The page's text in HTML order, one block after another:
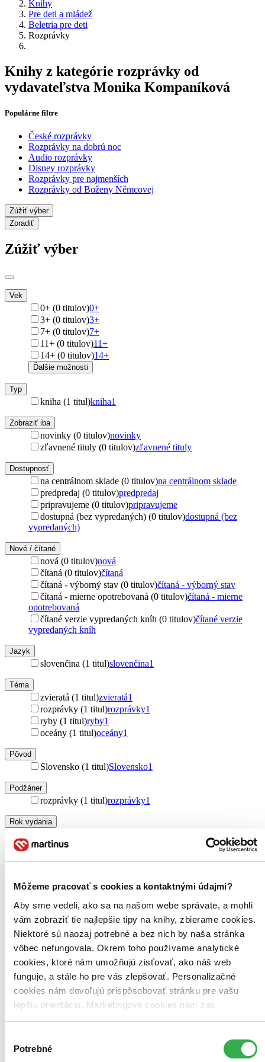
Môžeme pracovať s cookies a kontaktnými údajmi?
Aby sme vedeli, ako sa na našom webe správate, a mohli
vám zobraziť tie najlepšie tipy na knihy, zbierame cookies.
Niektoré sú naozaj potrebné a bez nich by naša stránka
vôbec nefungovala. Okrem toho používame analytické
cookies, ktoré nám umožňujú zisťovať, ako náš web
funguje, a stále ho pre vás zlepšovať. Personalizačné
cookies nám dovoľujú prispôsobovať stránku pre vašu
lepšiu orientáciu. Marketingové cookies nám zas
umožňujú zobrazenie relevantnej reklamy. Niektoré údaje
keby sme mohli používať všetky tieto cookies. Ďakujeme!
súhlasu
Potrebné
Knihy
Pre deti a mládež
Beletria pre deti
Rozprávky
Knihy z kategórie rozprávky od
vydavateľstva Monika Kompaníková
Populárne filtre
České rozprávky
Rozprávky na dobrú noc
Audio rozprávky
Disney rozprávky
Rozprávky pre najmenších
Rozprávky od Boženy Němcovej
Zúžiť výber
Zoradiť
Zúžiť výber
Vek
0+ (0 titulov)0+
3+ (0 titulov)3+
7+ (0 titulov)7+
11+ (0 titulov)11+
14+ (0 titulov)14+
Ďalšie možnosti
Typ
kniha (1 titul)kniha1
Zobraziť iba
novinky (0 titulov)novinky
zľavnené tituly (0 titulov)zľavnené tituly
Dostupnosť
na centrálnom sklade (0 titulov)na centrálnom sklade
predpredaj (0 titulov)predpredaj
pripravujeme (0 titulov)pripravujeme
dostupná (bez vypredaných) (0 titulov)dostupná (bez
vypredaných)
Nové / čítané
nová (0 titulov)nová
čítaná (0 titulov)čítaná
čítaná - výborný stav (0 titulov)čítaná - výborný stav
čítaná - mierne opotrebovaná (0 titulov)čítaná - mierne
opotrebovaná
čítané verzie vypredaných kníh (0 titulov)čítané verzie
vypredaných kníh
Jazyk
slovenčina (1 titul)slovenčina1
Téma
zvieratá (1 titul)zvieratá1
rozprávky (1 titul)rozprávky1
ryby (1 titul)ryby1
oceány (1 titul)oceány1
Pôvod
Slovensko (1 titul)Slovensko1
Podžáner
rozprávky (1 titul)rozprávky1
Rok vydania
2025 (0 titulov)
2022 (0 titulov)
2022
2021 a staršie (0 titulov)
2021 a staršie
Ďalšie možnosti
Monika Kompaníková (1 titul) Monika Kompaníková1
Vydavateľstvo
Monika Kompaníková (1 titul)Monika Kompaníková
Väzba
pevná väzba (1 titul)pevná väzba1